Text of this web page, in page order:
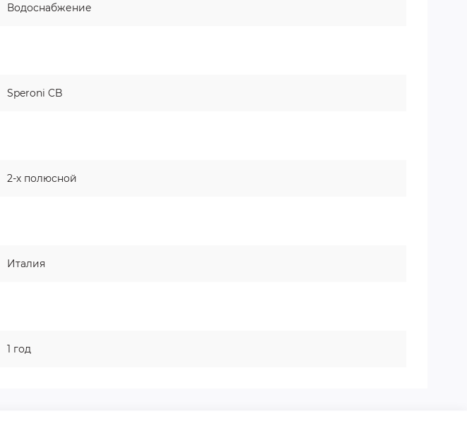
Водоснабжение
Speroni CB
2-х полюсной
Италия
1 год